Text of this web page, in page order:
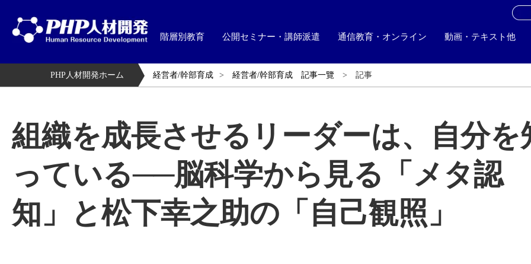
階層別教育 公開セミナー・講師派遣 通信教育・オンライン 動画・テキスト他
PHP人材開発ホーム 経営者/幹部育成 経営者/幹部育成 記事一覽 記事
組織を成長させるリーダーは、自分を
っている──脳科学から見る「メタ認
知」と松下幸之助の「自己観照」